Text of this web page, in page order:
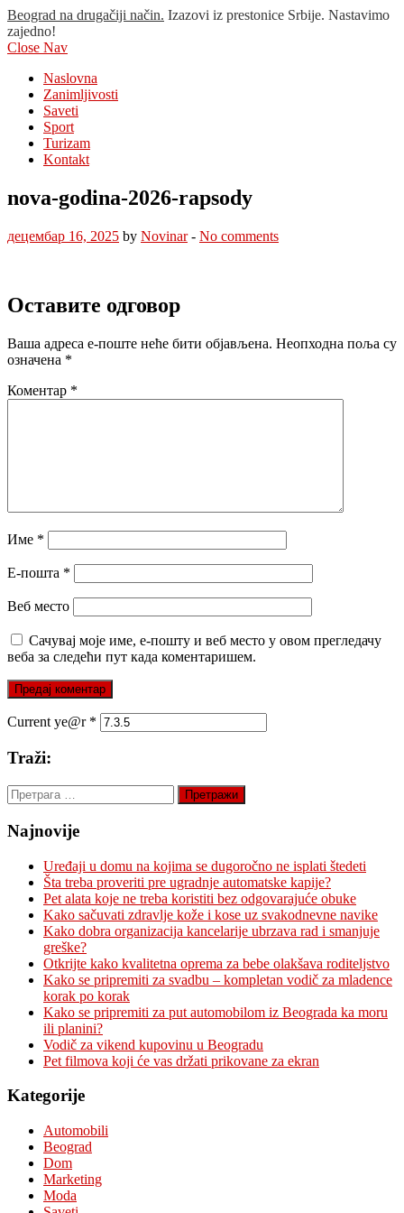
Beograd na drugačiji način. Izazovi iz prestonice Srbije. Nastavimo
zajedno!
Close Nav
Naslovna
Zanimljivosti
Saveti
Sport
Turizam
Kontakt
nova-godina-2026-rapsody
децембар 16, 2025 by Novinar- No comments
Оставите одговор
Ваша адреса е-поште неће бити објављена. Неопходна поља су
означена *
Коментар *
Име *
Е-пошта *
Веб место
Сачувај моје име, е-пошту и веб место у овом прегледачу
веба за следећи пут када коментаришем.
Current ye@r *
Traži:
Претрага
за:
Najnovije
Uređaji u domu na kojima se dugoročno ne isplati štedeti
Šta treba proveriti pre ugradnje automatske kapije?
Pet alata koje ne treba koristiti bez odgovarajuće obuke
Kako sačuvati zdravlje kože i kose uz svakodnevne navike
Kako dobra organizacija kancelarije ubrzava rad i smanjuje
greške?
Otkrijte kako kvalitetna oprema za bebe olakšava roditeljstvo
Kako se pripremiti za svadbu – kompletan vodič za mladence
korak po korak
Kako se pripremiti za put automobilom iz Beograda ka moru
ili planini?
Vodič za vikend kupovinu u Beogradu
Pet filmova koji će vas držati prikovane za ekran
Kategorije
Automobili
Beograd
Dom
Marketing
Moda